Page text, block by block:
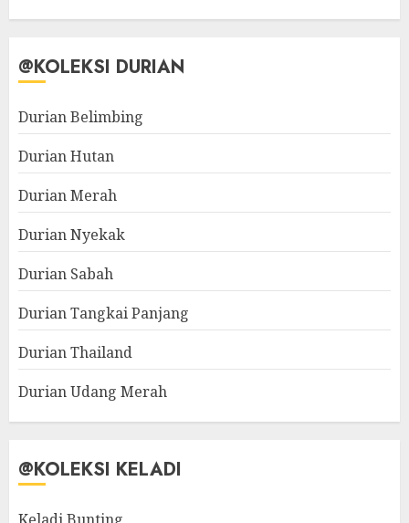
@KOLEKSI DURIAN
Durian Belimbing
Durian Hutan
Durian Merah
Durian Nyekak
Durian Sabah
Durian Tangkai Panjang
Durian Thailand
Durian Udang Merah
@KOLEKSI KELADI